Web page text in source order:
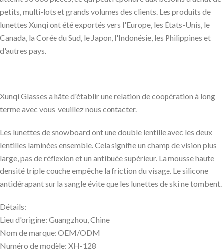
petits, multi-lots et grands volumes des clients. Les produits de
lunettes Xunqi ont été exportés vers l'Europe, les États-Unis, le
Canada, la Corée du Sud, le Japon, l'Indonésie, les Philippines et
d'autres pays.
Xunqi Glasses a hâte d'établir une relation de coopération à long
terme avec vous, veuillez nous contacter.
Les lunettes de snowboard ont une double lentille avec les deux
lentilles laminées ensemble. Cela signifie un champ de vision plus
large, pas de réflexion et un antibuée supérieur. La mousse haute
densité triple couche empêche la friction du visage. Le silicone
antidérapant sur la sangle évite que les lunettes de ski ne tombent.
Détails:
Lieu d'origine: Guangzhou, Chine
Nom de marque: OEM/ODM
Numéro de modèle: XH-128